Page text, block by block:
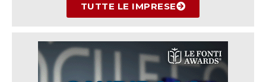
TUTTE LE IMPRESE